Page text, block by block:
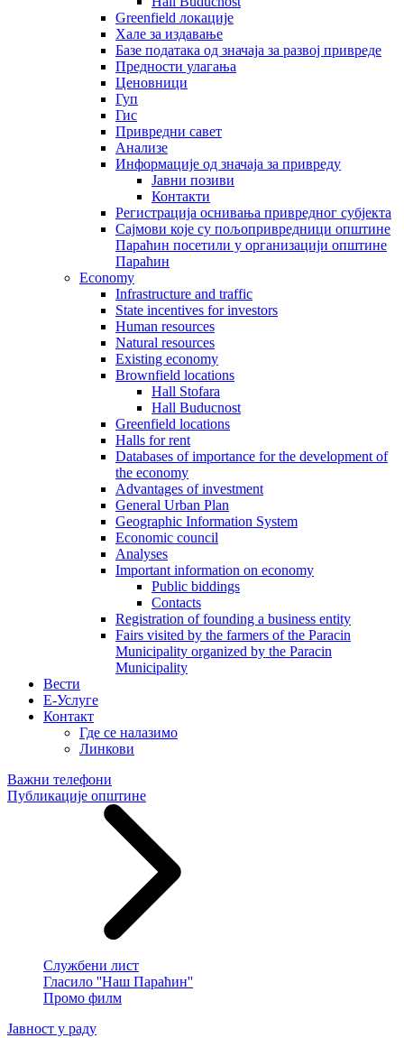
Greenfield локације
Хале за издавање
Базе података од значаја за развој привреде
Предности улагања
Ценовници
Гуп
Гис
Привредни савет
Aнализе
Информације од значаја за привреду
Јавни позиви
Контакти
Регистрација оснивања привредног субјекта
Сајмови које су пољопривредници општине
Параћин посетили у организацији општине
Параћин
Economy
Infrastructure and traffic
State incentives for investors
Human resources
Natural resources
Existing economy
Brownfield locations
Hall Stofara
Hall Buducnost
Greenfield locations
Halls for rent
Databases of importance for the development of
the economy
Advantages of investment
General Urban Plan
Geographic Information System
Еconomic council
Analyses
Important information on economy
Public biddings
Contacts
Registration of founding a business entity
Fairs visited by the farmers of the Paracin
Municipality organized by the Paracin
Municipality
Вести
E-Услуге
Контакт
Где се налазимо
Линкови
Важни телефони
Публикације општине
Службени лист
Гласило ''Наш Параћин''
Промо филм
Јавност у раду